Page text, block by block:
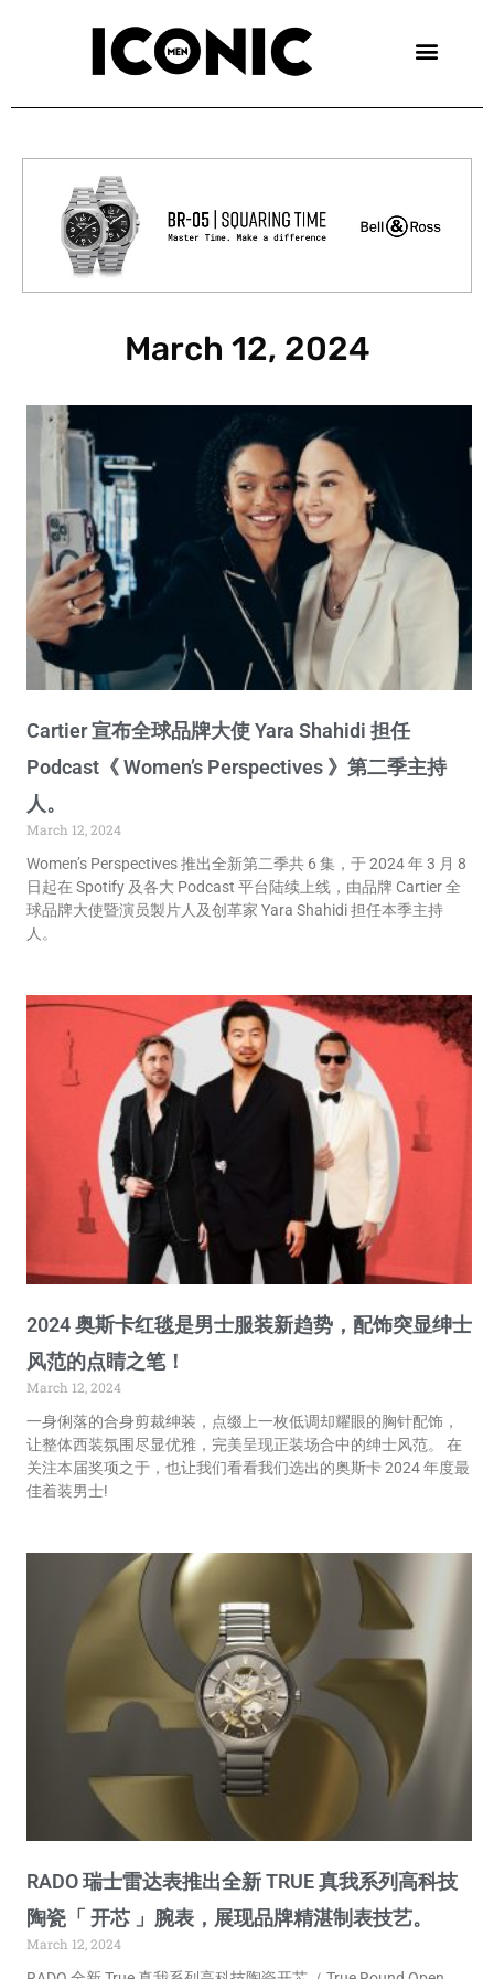
March 12, 2024
Cartier 宣布全球品牌大使 Yara Shahidi 担任
Podcast《 Women’s Perspectives 》第二季主持
人。
March 12, 2024
Women’s Perspectives 推出全新第二季共 6 集，于 2024 年 3 月 8
日起在 Spotify 及各大 Podcast 平台陆续上线，由品牌 Cartier 全
球品牌大使暨演员製片人及创革家 Yara Shahidi 担任本季主持
人。
2024 奥斯卡红毯是男士服装新趋势，配饰突显绅士
风范的点睛之笔！
March 12, 2024
一身俐落的合身剪裁绅装，点缀上一枚低调却耀眼的胸针配饰，
让整体西装氛围尽显优雅，完美呈现正装场合中的绅士风范。 在
关注本届奖项之于，也让我们看看我们选出的奥斯卡 2024 年度最
佳着装男士!
RADO 瑞士雷达表推出全新 TRUE 真我系列高科技
陶瓷「 开芯 」腕表，展现品牌精湛制表技艺。
March 12, 2024